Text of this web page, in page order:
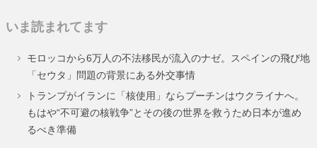
ー
ジ
ー
ジ
ー
ジ
いま読まれてます
モロッコから6万人の不法移民が流入のナゼ。スペインの飛び地
「セウタ」問題の背景にある外交事情
トランプがイランに「核使用」ならプーチンはウクライナへ。
もはや“不可避の核戦争”とその後の世界を救うため日本が進め
るべき準備